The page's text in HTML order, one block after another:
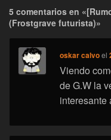
5 comentarios en
(Frostgrave futurista)»
oskar calvoel
Viendo
de G.W la
interesante